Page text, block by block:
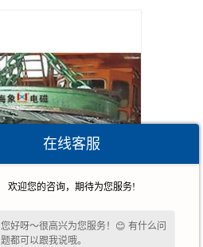
在线客服
欢迎您的咨询，期待为您服务!
您好呀～很高兴为您服务！😊 有什么问
题都可以跟我说哦。